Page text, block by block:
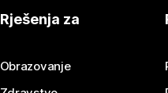
Tražite li odgovor?
Pošaljite pitanje
Rješenja za
Obrazovanje